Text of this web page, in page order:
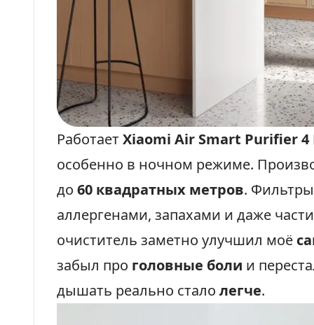
Работает Xiaomi Air Smart Purifier 4
особенно в ночном режиме.
до 60 квадратных метров.
аллергенами, запахами и даже
очиститель заметно улучшил моё
забыл про головные боли и
дышать реально стало легче.